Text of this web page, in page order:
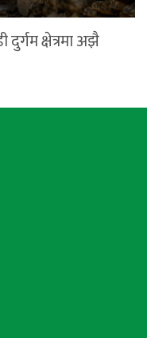
दुर्गम क्षेत्रमा अझै